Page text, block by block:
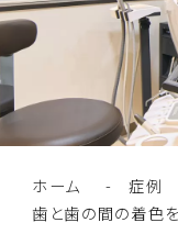
ホーム 症例
歯と歯の間の着色